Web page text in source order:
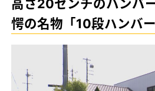
高さ20センチのハンバ
愕の名物「10段ハンバー